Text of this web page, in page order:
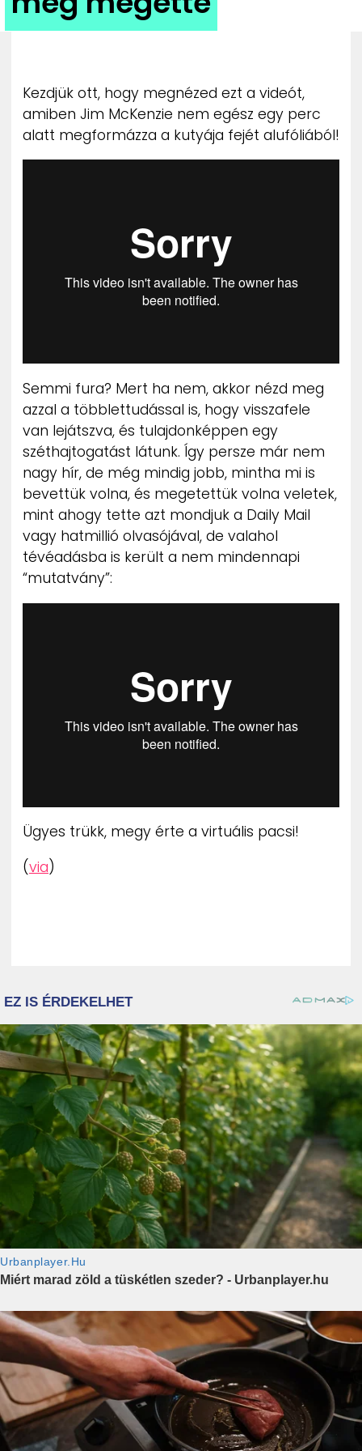
ZENE
PR-ARCHÍVUM
ADATKEZELÉSI TÁJÉKOZTATÓ
Kezdjük ott, hogy megnézed ezt a videót,
amiben Jim McKenzie nem egész egy perc
alatt megformázza a kutyája fejét alufóliából!
Semmi fura? Mert ha nem, akkor nézd meg
azzal a többlettudással is, hogy visszafele
van lejátszva, és tulajdonképpen egy
széthajtogatást látunk. Így persze már nem
nagy hír, de még mindig jobb, mintha mi is
bevettük volna, és megetettük volna veletek,
mint ahogy tette azt mondjuk a Daily Mail
vagy hatmillió olvasójával, de valahol
tévéadásba is került a nem mindennapi
“mutatvány”:
Ügyes trükk, megy érte a virtuális pacsi!
(via)